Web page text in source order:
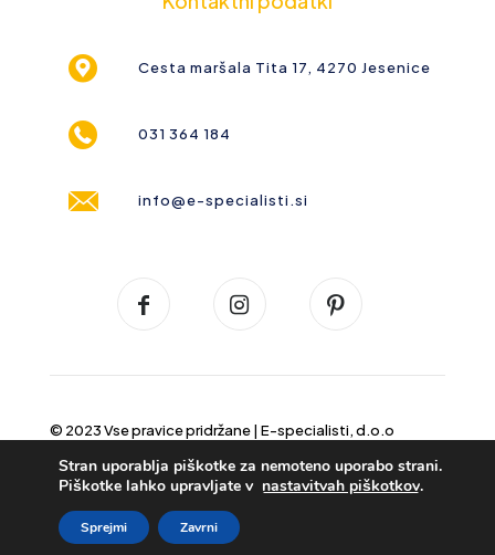
Cesta maršala Tita 17, 4270 Jesenice
031 364 184
info@e-specialisti.si
© 2023 Vse pravice pridržane | E-specialisti, d.o.o
Stran uporablja piškotke za nemoteno uporabo strani.
Piškotke lahko upravljate v nastavitvah piškotkov.
Sprejmi Zavrni